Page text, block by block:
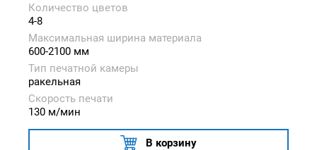
Количество цветов
4-8
Максимальная ширина материала
600-2100 мм
Тип печатной камеры
ракельная
Скорость печати
130 м/мин
В корзину